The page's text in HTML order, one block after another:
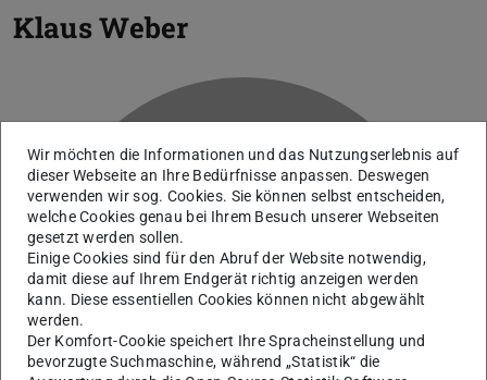
Klaus Weber
W
Wir möchten die Informationen und das Nutzungserlebnis auf
dieser Webseite an Ihre Bedürfnisse anpassen. Deswegen
verwenden wir sog. Cookies. Sie können selbst entscheiden,
welche Cookies genau bei Ihrem Besuch unserer Webseiten
gesetzt werden sollen.
Einige Cookies sind für den Abruf der Website notwendig,
damit diese auf Ihrem Endgerät richtig anzeigen werden
kann. Diese essentiellen Cookies können nicht abgewählt
werden.
Der Komfort-Cookie speichert Ihre Spracheinstellung und
bevorzugte Suchmaschine, während „Statistik“ die